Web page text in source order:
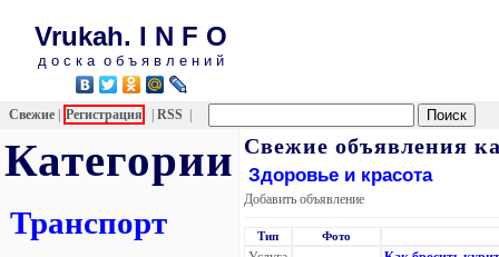
Vrukah. I N F O
д о с к а о б ъ я в л е н и й
Свежие Регистрация RSS
Категории
Транспорт
Свежие объявления
Здоровье и красота
Добавить объявление
Тип Фото